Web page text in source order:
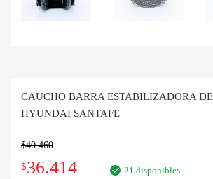
CAUCHO BARRA ESTABILIZADORA
HYUNDAI SANTAFE
$40.460
El
$36.414El
21 disponibles